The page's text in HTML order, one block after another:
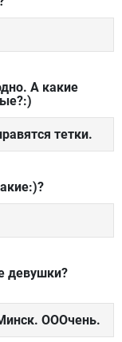
А какие
тетки.
девушки?
ОООчень.